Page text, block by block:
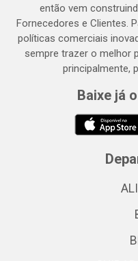
então vem
Fornecedores e Clientes.
políticas comerciais
sempre trazer o melhor
principalmente,
Baixe já